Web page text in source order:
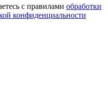
с правилами обработки
конфиденциальности